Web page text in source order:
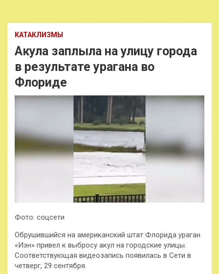
КАТАКЛИЗМЫ
Акула заплыла на улицу города
в результате урагана во
Флориде
Фото: соцсети
Обрушившийся на американский штат Флорида ураган
«Иэн» привел к выбросу акул на городские улицы.
Соответствующая видеозапись появилась в Сети в
четверг, 29 сентября.